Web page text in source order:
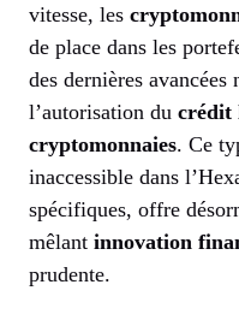
vitesse, les
de place dans les
des dernières avancées
l’autorisation du crédit
cryptomonnaies. Ce
inaccessible dans
spécifiques, offre
mêlant innovation
prudente.